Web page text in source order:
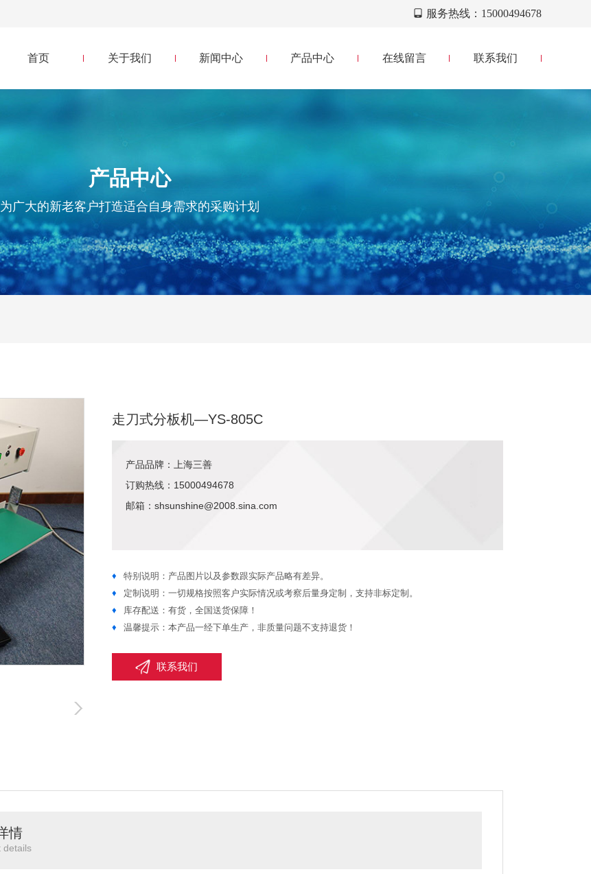
服务热线：15000494678
首页 关于我们 新闻中心 产品中心 在线留言 联系我们
产品中心
为广大的新老客户打造适合自身需求的采购计划
走刀式分板机—YS-805C
产品品牌：上海三善
订购热线：15000494678
邮箱：shsunshine@2008.sina.com
♦
特别说明：产品图片以及参数跟实际产品略有差异。
♦
定制说明：一切规格按照客户实际情况或考察后量身定制，支持非标定制。
♦
库存配送：有货，全国送货保障！
♦
温馨提示：本产品一经下单生产，非质量问题不支持退货！
联系我们
情
details